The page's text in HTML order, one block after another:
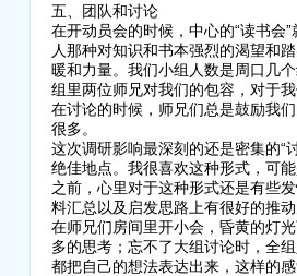
五、团队和讨论
在开动员会的时候，中心的“读书会
人那种对知识和书本强烈的渴望和
暖和力量。我们小组人数是周口几
组里两位师兄对我们的包容，对于
在讨论的时候，师兄们总是鼓励我
很多。
这次调研影响最深刻的还是密集的“
绝佳地点。我很喜欢这种形式，可
之前，心里对于这种形式还是有些
料汇总以及启发思路上有很好的推
在师兄们房间里开小会，昏黄的灯
多的思考；忘不了大组讨论时，全
都把自己的想法表达出来，这样的